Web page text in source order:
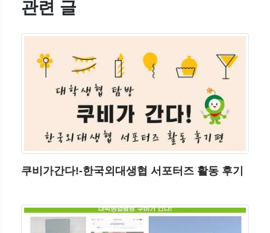
관련 글
쿠비가간다!-한국외대생협 서포터즈 활동 후기